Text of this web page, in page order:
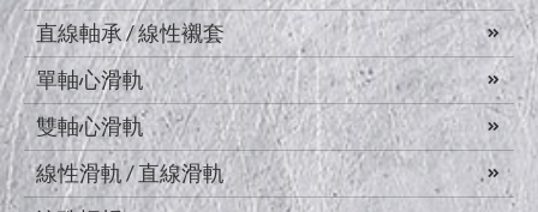
直線軸承 / 線性襯套
單軸心滑軌
雙軸心滑軌
線性滑軌 / 直線滑軌